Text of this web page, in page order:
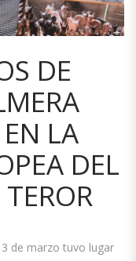
DE
LA
DEL
de marzo tuvo lugar